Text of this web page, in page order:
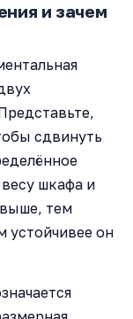
и зачем
сдвинуть
шкафа и
тем
устойчивее он